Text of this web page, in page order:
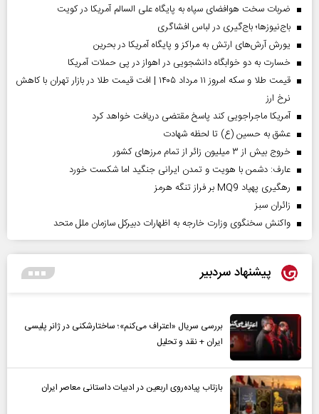
ضربات سخت هوافضای سپاه به پایگاه علی السالم آمریکا در کویت
باج‌نیوزها؛ باج‌گیری در لباس افشاگری
یورش آرش‌های ارتش به مراکز و پایگاه‌ آمریکا در بحرین
خسارت به دو خوابگاه دانشجویی در اهواز در پی حملات آمریکا
قیمت طلا و سکه امروز ۱۱ مرداد ۱۴۰۵ | افت قیمت طلا در بازار تهران با کاهش
نرخ ارز
آمریکا ماجراجویی کند پاسخ مقتضی دریافت خواهد کرد
عشق به حسین (ع) تا لحظه شهادت
خروج بیش از ۳ میلیون زائر از تمام مرز‌های کشور
عارف: دشمن با هویت و تمدن ایرانی جنگید اما شکست خورد
رهگیری پهپاد MQ9 بر فراز تنگه هرمز
‌زائران سبز
واکنش سخنگوی وزارت خارجه به اظهارات دبیرکل سازمان ملل متحد
پیشنهاد سردبیر
بررسی سریال «اعتراف می‌کنم»؛ ساختارشکنی در ژانر پلیسی
ایران + نقد و تحلیل
بازتاب پیاده‌روی اربعین در ادبیات داستانی معاصر ایران